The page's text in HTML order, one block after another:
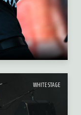
WHITE STAGE